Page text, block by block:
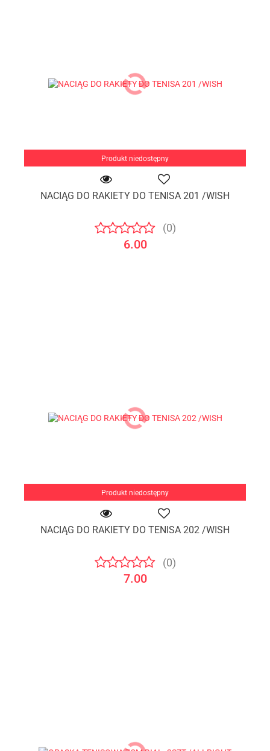
Produkt niedostępny
NACIĄG DO RAKIETY DO TENISA 201 /WISH
(0)
6.00
Produkt niedostępny
NACIĄG DO RAKIETY DO TENISA 202 /WISH
(0)
7.00